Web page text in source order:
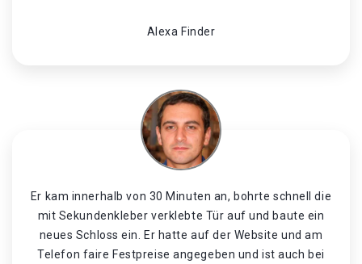
Alexa Finder
Er kam innerhalb von 30 Minuten an, bohrte schnell die
mit Sekundenkleber verklebte Tür auf und baute ein
neues Schloss ein. Er hatte auf der Website und am
Telefon faire Festpreise angegeben und ist auch bei